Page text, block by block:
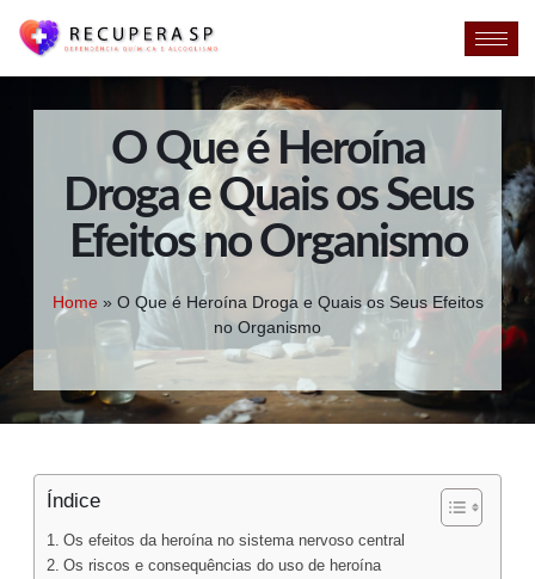
O Que é Heroína
Droga e Quais os Seus
Efeitos no Organismo
Home » O Que é Heroína Droga e Quais os Seus Efeitos
no Organismo
Índice
Os efeitos da heroína no sistema nervoso central
Os riscos e consequências do uso de heroína